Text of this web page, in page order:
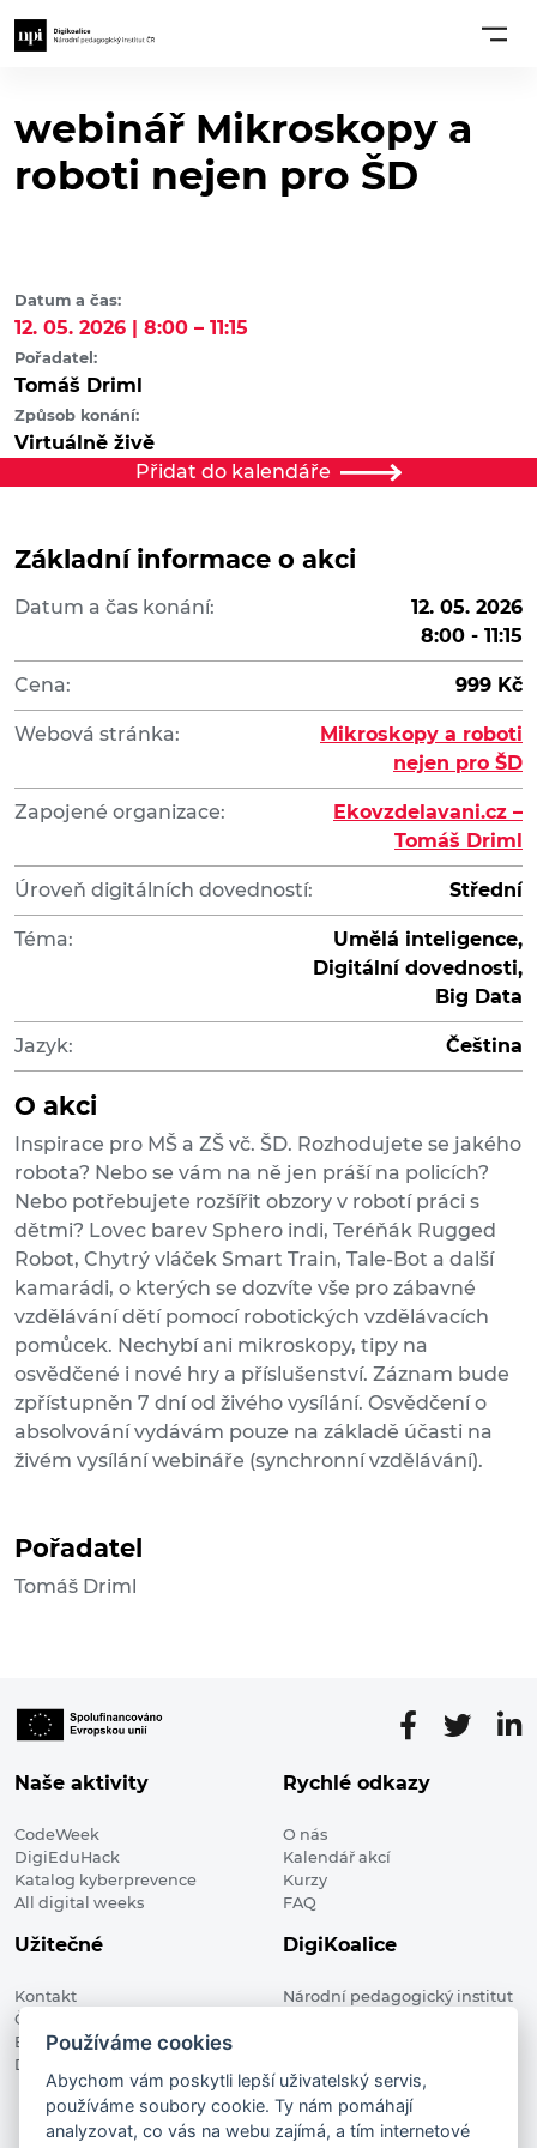
webinář Mikroskopy a
roboti nejen pro ŠD
Datum a čas:
12. 05. 2026 | 8:00 – 11:15
Pořadatel:
Tomáš Driml
Způsob konání:
Virtuálně živě
Přidat do kalendáře
Základní informace o akci
Datum a čas konání:
12. 05. 2026
8:00 - 11:15
Cena: 999 Kč
Webová stránka:
Mikroskopy a roboti
nejen pro ŠD
Zapojené organizace:
Ekovzdelavani.cz –
Tomáš Driml
Úroveň digitálních dovedností: Střední
Téma:
Umělá inteligence,
Digitální dovednosti,
Big Data
Jazyk: Čeština
O akci
Inspirace pro MŠ a ZŠ vč. ŠD. Rozhodujete se jakého
robota? Nebo se vám na ně jen práší na policích?
Nebo potřebujete rozšířit obzory v robotí práci s
dětmi? Lovec barev Sphero indi, Teréňák Rugged
Robot, Chytrý vláček Smart Train, Tale-Bot a další
kamarádi, o kterých se dozvíte vše pro zábavné
vzdělávání dětí pomocí robotických vzdělávacích
pomůcek. Nechybí ani mikroskopy, tipy na
osvědčené i nové hry a příslušenství. Záznam bude
zpřístupněn 7 dní od živého vysílání. Osvědčení o
absolvování vydávám pouze na základě účasti na
živém vysílání webináře (synchronní vzdělávání).
Pořadatel
Tomáš Driml
Naše aktivity
CodeWeek
DigiEduHack
Katalog kyberprevence
All digital weeks
Rychlé odkazy
O nás
Kalendář akcí
Kurzy
FAQ
Užitečné
Kontakt
Členské organizace
Blog
Digitalizace ve vzdělávání
DigiKoalice
Národní pedagogický institut
DigiKoalice 2021. All rights reserved
Používáme cookies
Abychom vám poskytli lepší uživatelský servis,
používáme soubory cookie. Ty nám pomáhají
analyzovat, co vás na webu zajímá, a tím internetové